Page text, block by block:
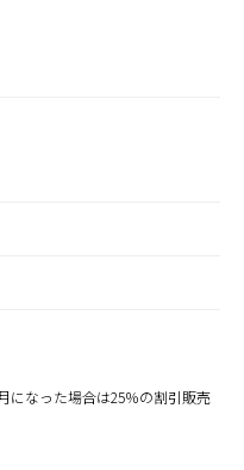
になった場合は25％の割引販売